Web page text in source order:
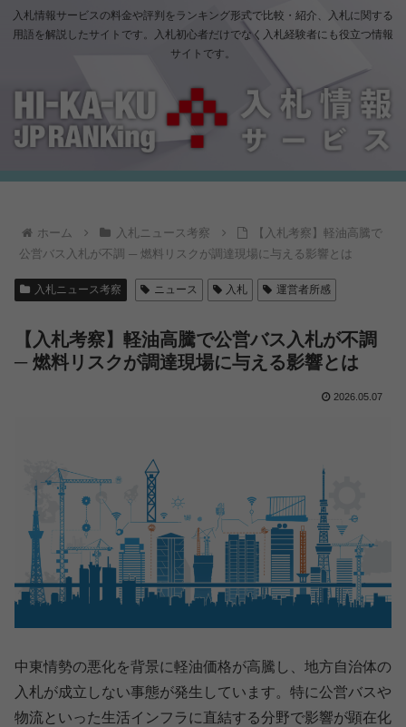
入札情報サービスの料金や評判をランキング形式で比較・紹介、入札に関する
用語を解説したサイトです。入札初心者だけでなく入札経験者にも役立つ情報
サイトです。
ホーム 入札ニュース考察
【入札考察】軽油高騰で
公営バス入札が不調 ─ 燃料リスクが調達現場に与える影響とは
入札ニュース考察 ニュース 入札 運営者所感
【入札考察】軽油高騰で公営バス入札が不調
─ 燃料リスクが調達現場に与える影響とは
2026.05.07
中東情勢の悪化を背景に軽油価格が高騰し、地方自治体の
入札が成立しない事態が発生しています。特に公営バスや
物流といった生活インフラに直結する分野で影響が顕在化